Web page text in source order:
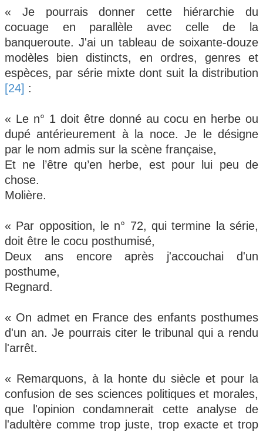
« Je pourrais donner cette hiérarchie du
cocuage en parallèle avec celle de la
banqueroute. J'ai un tableau de soixante-douze
modèles bien distincts, en ordres, genres et
espèces, par série mixte dont suit la distribution
[24] :
« Le n° 1 doit être donné au cocu en herbe ou
dupé antérieurement à la noce. Je le désigne
par le nom admis sur la scène française,
Et ne l’être qu’en herbe, est pour lui peu de
chose.
Molière.
« Par opposition, le n° 72, qui termine la série,
doit être le cocu posthumisé,
Deux ans encore après j'accouchai d'un
posthume,
Regnard.
« On admet en France des enfants posthumes
d'un an. Je pourrais citer le tribunal qui a rendu
l'arrêt.
« Remarquons, à la honte du siècle et pour la
confusion de ses sciences politiques et morales,
que l'opinion condamnerait cette analyse de
l'adultère comme trop juste, trop exacte et trop